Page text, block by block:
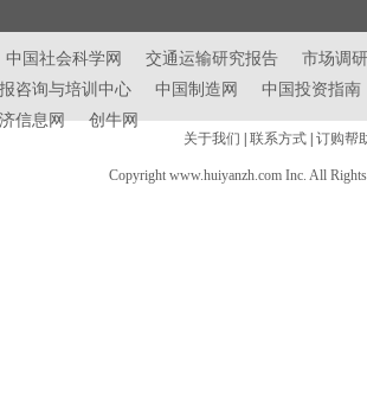
中国社会科学网 交通运输研究报告
市场调
咨询与培训中心
中国制造网
中国投资指南
信息网
创牛网
关于我们 联系方式 订购帮
Copyright www.huiyanzh.com Inc. All